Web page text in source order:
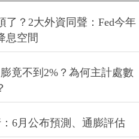
了？2大外資同聲：Fed今年
息空間
竟不到2%？為何主計處數
6月公布預測、通膨評估